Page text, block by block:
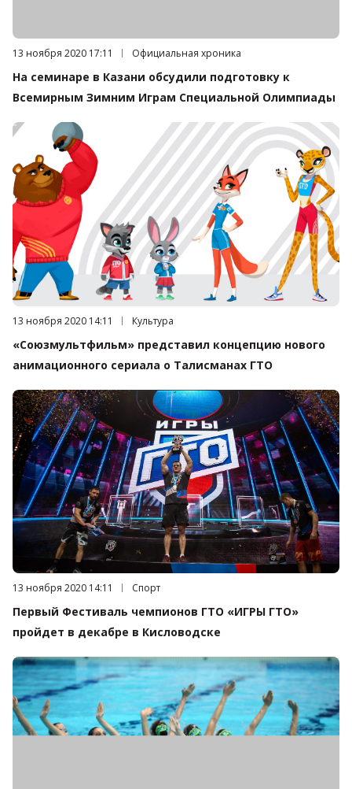
Дата публикации:
13 ноября 2020 17:11 Категория:
Официальная хроника
На семинаре в Казани обсудили подготовку к
Всемирным Зимним Играм Специальной Олимпиады
Дата публикации:
13 ноября 2020 14:11 Категория:
Культура
«Союзмультфильм» представил концепцию нового
анимационного сериала о Талисманах ГТО
Дата публикации:
13 ноября 2020 14:11 Категория:
Спорт
Первый Фестиваль чемпионов ГТО «ИГРЫ ГТО»
пройдет в декабре в Кисловодске